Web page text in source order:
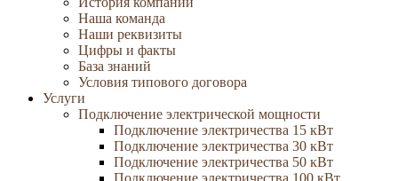
Наша команда
Наши реквизиты
Цифры и факты
База знаний
Условия типового договора
Услуги
Подключение электрической мощности
Подключение электричества 15 кВт
Подключение электричества 30 кВт
Подключение электричества 50 кВт
Подключение электричества 100 кВт